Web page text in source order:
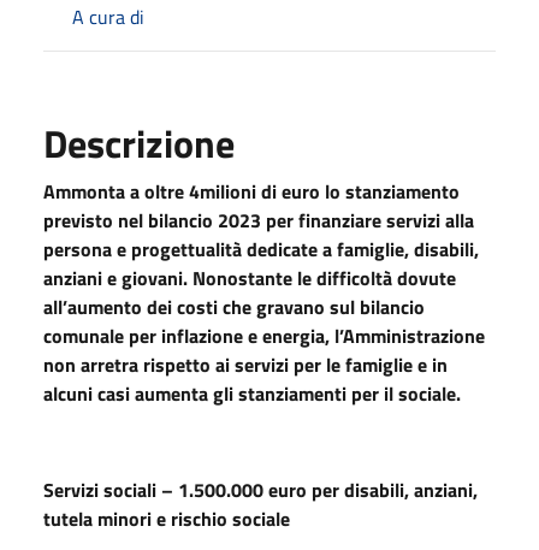
A cura di
Descrizione
Ammonta a oltre 4milioni di euro lo stanziamento
previsto nel bilancio 2023 per finanziare servizi alla
persona e progettualità dedicate a famiglie, disabili,
anziani e giovani. Nonostante le difficoltà dovute
all’aumento dei costi che gravano sul bilancio
comunale per inflazione e energia, l’Amministrazione
non arretra rispetto ai servizi per le famiglie e in
alcuni casi aumenta gli stanziamenti per il sociale.
Servizi sociali – 1.500.000 euro per disabili, anziani,
tutela minori e rischio sociale